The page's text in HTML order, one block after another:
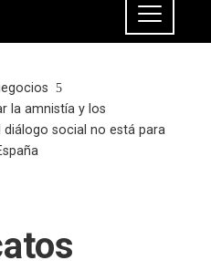
la amnistía y los
social no está para